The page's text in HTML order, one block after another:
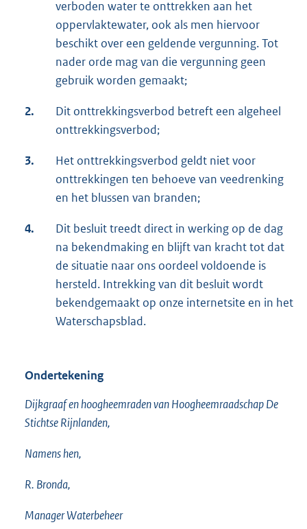
verboden water te onttrekken aan het
oppervlaktewater, ook als men hiervoor
beschikt over een geldende vergunning. Tot
nader orde mag van die vergunning geen
gebruik worden gemaakt;
2.
Dit onttrekkingsverbod betreft een algeheel
onttrekkingsverbod;
3.
Het onttrekkingsverbod geldt niet voor
onttrekkingen ten behoeve van veedrenking
en het blussen van branden;
4.
Dit besluit treedt direct in werking op de dag
na bekendmaking en blijft van kracht tot dat
de situatie naar ons oordeel voldoende is
hersteld. Intrekking van dit besluit wordt
bekendgemaakt op onze internetsite en in het
Waterschapsblad.
Ondertekening
Dijkgraaf en hoogheemraden van Hoogheemraadschap De
Stichtse Rijnlanden,
Namens hen,
R. Bronda,
Manager Waterbeheer